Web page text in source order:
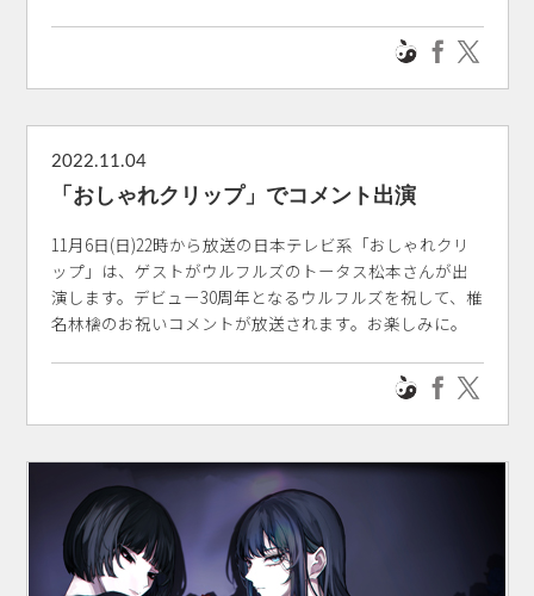
2022.11.04
「おしゃれクリップ」でコメント出演
11月6日(日)22時から放送の日本テレビ系「おしゃれクリ
ップ」は、ゲストがウルフルズのトータス松本さんが出
演します。デビュー30周年となるウルフルズを祝して、椎
名林檎のお祝いコメントが放送されます。お楽しみに。